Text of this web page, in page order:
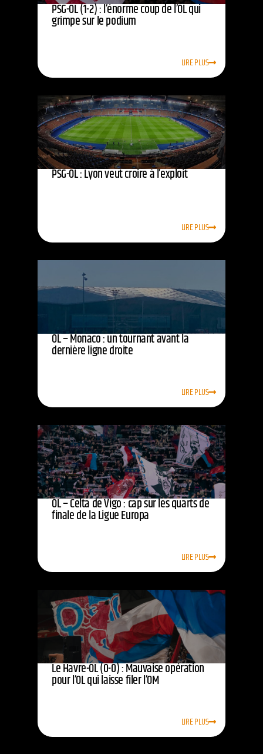
PSG-OL (1-2) : l’énorme coup de l’OL qui
grimpe sur le podium
LIRE PLUS
PSG-OL : Lyon veut croire à l’exploit
LIRE PLUS
OL – Monaco : un tournant avant la
dernière ligne droite
LIRE PLUS
OL – Celta de Vigo : cap sur les quarts de
finale de la Ligue Europa
LIRE PLUS
Le Havre-OL (0-0) : Mauvaise opération
pour l’OL qui laisse filer l’OM
LIRE PLUS